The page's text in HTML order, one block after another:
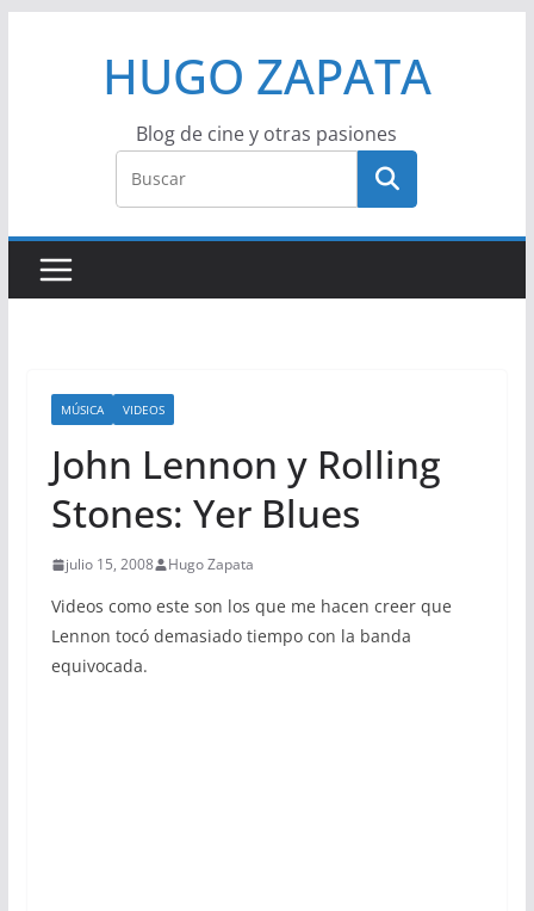
HUGO ZAPATA
Blog de cine y otras pasiones
MÚSICA VIDEOS
John Lennon y Rolling
Stones: Yer Blues
julio 15, 2008 Hugo Zapata
Videos como este son los que me hacen creer que
Lennon tocó demasiado tiempo con la banda
equivocada.